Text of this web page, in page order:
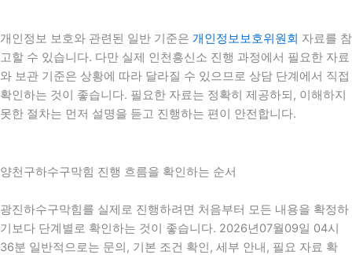
개인정보 보호와 관련된 일반 기준은 개인정보보호위원회 자료를 참
고할 수 있습니다. 다만 실제 인천흥신소 진행 과정에서 필요한 자료
와 보관 기준은 상황에 따라 달라질 수 있으므로 상담 단계에서 직접
확인하는 것이 좋습니다. 필요한 자료는 정확히 제공하되, 이해하지
못한 절차는 먼저 설명을 듣고 진행하는 편이 안전합니다.
양천구하수구막힘 진행 흐름을 확인하는 순서
광진하수구막힘를 실제로 진행하려면 처음부터 모든 내용을 확정하
기보다 단계별로 확인하는 것이 좋습니다. 2026년07월09일 04시
36분 일반적으로는 문의, 기본 조건 확인, 세부 안내, 필요 자료 확